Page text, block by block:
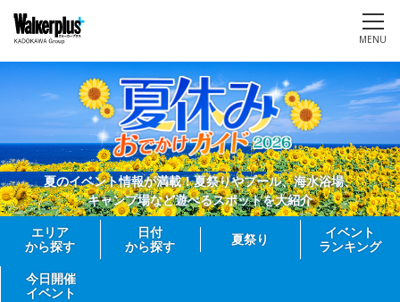
MENU
夏のイベント情報が満載！夏祭りやプール、海水浴場、
キャンプ場など遊べるスポットを大紹介
エリア
から探す
日付
から探す
夏祭り
イベント
ランキング
今日開催
イベント